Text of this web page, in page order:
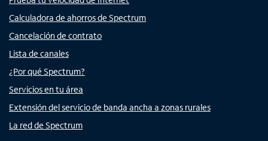
Calculadora de ahorros de Spectrum
Cancelación de contrato
Lista de canales
¿Por qué Spectrum?
Servicios en tu área
Extensión del servicio de banda ancha a zonas rurales
La red de Spectrum